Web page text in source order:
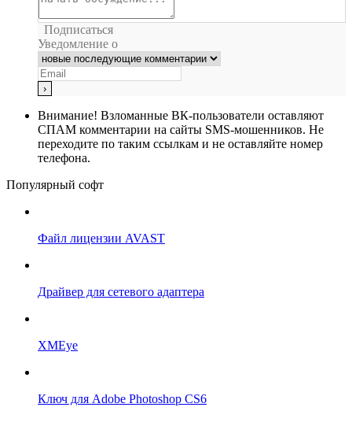
Подписаться
Уведомление о
Внимание! Взломанные ВК-пользователи оставляют
СПАМ комментарии на сайты SMS-мошенников. Не
переходите по таким ссылкам и не оставляйте номер
телефона.
Популярный софт
Файл лицензии AVAST
Драйвер для сетевого адаптера
XMEye
Ключ для Adobe Photoshop CS6